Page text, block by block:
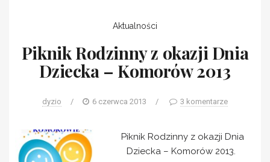
Aktualności
Piknik Rodzinny z okazji Dnia
Dziecka – Komorów 2013
dyzio / 6 czerwca 2013 / 3 komentarze
Piknik Rodzinny z okazji Dnia
Dziecka – Komorów 2013.